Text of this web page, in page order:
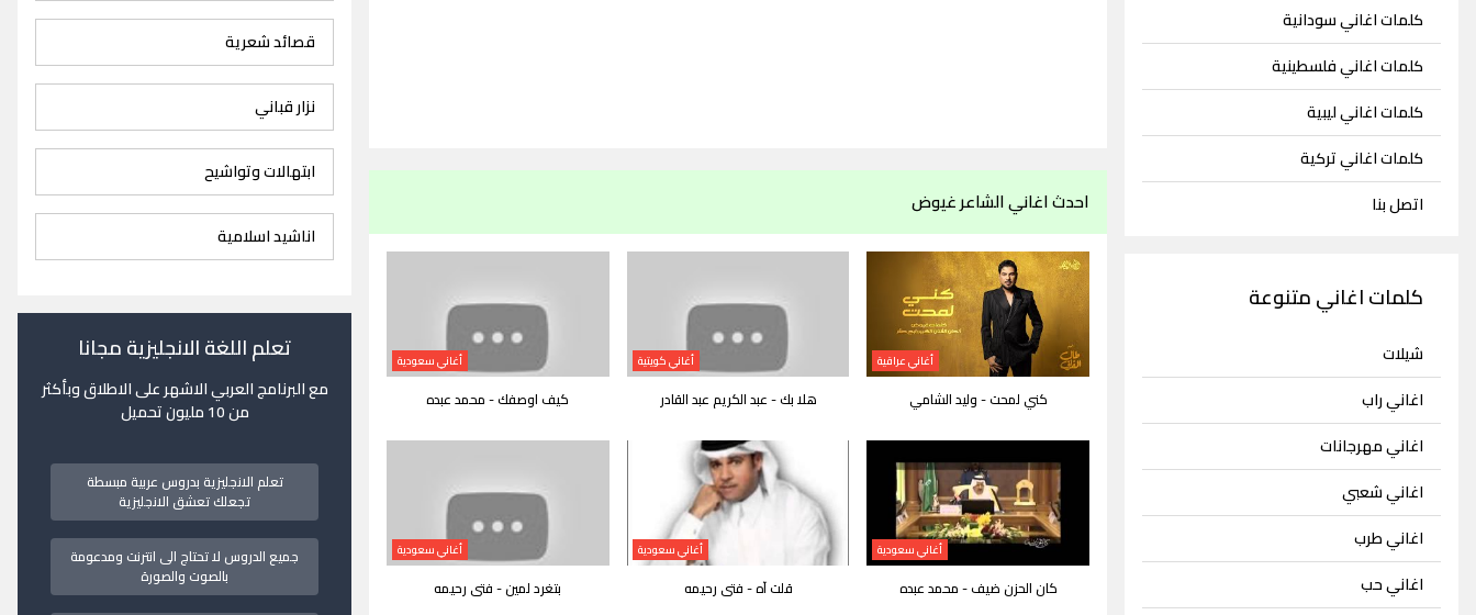
كلمات اغاني سودانية
كلمات اغاني فلسطينية
كلمات اغاني ليبية
كلمات اغاني تركية
اتصل بنا
كلمات اغاني متنوعة
شيلات
اغاني راب
اغاني مهرجانات
اغاني شعبي
اغاني طرب
اغاني حب
احدث اغاني الشاعر غيوض
أغاني عراقية
كني لمحت - وليد الشامي
أغاني كويتية
هلا بك - عبد الكريم عبد القادر
أغاني سعودية
كيف اوصفك - محمد عبده
أغاني سعودية
كان الحزن ضيف - محمد عبده
أغاني سعودية
قلت آه - فتى رحيمه
أغاني سعودية
بتغرد لمين - فتى رحيمه
قصائد شعرية
نزار قباني
ابتهالات وتواشيح
اناشيد اسلامية
تعلم اللغة الانجليزية مجانا
مع البرنامج العربي الاشهر على الاطلاق وبأكثر
من 10 مليون تحميل
تعلم الانجليزية بدروس عربية مبسطة
تجعلك تعشق الانجليزية
جميع الدروس لا تحتاج الى انترنت ومدعومة
بالصوت والصورة